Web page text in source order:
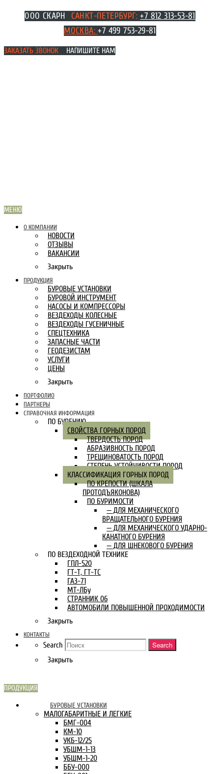
Перейти
ООО СКАРН САНКТ-ПЕТЕРБУРГ:+7 812 313-53-81
МОСКВА:+7 499 753-29-81
ЗАКАЗАТЬ ЗВОНОК НАПИШИТЕ НАМ
МЕНЮ
О КОМПАНИИ
НОВОСТИ
ОТЗЫВЫ
ВАКАНСИИ
Закрыть
ПРОДУКЦИЯ
БУРОВЫЕ УСТАНОВКИ
БУРОВОЙ ИНСТРУМЕНТ
НАСОСЫ И КОМПРЕССОРЫ
ВЕЗДЕХОДЫ КОЛЕСНЫЕ
ВЕЗДЕХОДЫ ГУСЕНИЧНЫЕ
СПЕЦТЕХНИКА
ЗАПАСНЫЕ ЧАСТИ
ГЕОДЕЗИСТАМ
УСЛУГИ
ЦЕНЫ
Закрыть
ПОРТФОЛИО
ПАРТНЕРЫ
СПРАВОЧНАЯ ИНФОРМАЦИЯ
ПО БУРЕНИЮ
СВОЙСТВА ГОРНЫХ ПОРОД
ТВЕРДОСТЬ ПОРОД
АБРАЗИВНОСТЬ ПОРОД
ТРЕЩИНОВАТОСТЬ ПОРОД
СТЕПЕНЬ УСТОЙЧИВОСТИ ПОРОД
КЛАССИФИКАЦИЯ ГОРНЫХ ПОРОД
ПО КРЕПОСТИ (ШКАЛА
ПРОТОДЪЯКОНОВА)
ПО БУРИМОСТИ
— ДЛЯ МЕХАНИЧЕСКОГО
ВРАЩАТЕЛЬНОГО БУРЕНИЯ
— ДЛЯ МЕХАНИЧЕСКОГО УДАРНО-
КАНАТНОГО БУРЕНИЯ
— ДЛЯ ШНЕКОВОГО БУРЕНИЯ
ПО ВЕЗДЕХОДНОЙ ТЕХНИКЕ
ГПЛ-520
ГТ-Т, ГТ-ТС
ГАЗ-71
МТ-ЛБу
СТРАННИК 06
АВТОМОБИЛИ ПОВЫШЕННОЙ ПРОХОДИМОСТИ
Закрыть
КОНТАКТЫ
Search Search
Закрыть
ПРОДУКЦИЯ
БУРОВЫЕ УСТАНОВКИ
МАЛОГАБАРИТНЫЕ И ЛЕГКИЕ
БМГ-004
КМ-10
УКБ-12/25
УБШМ-1-13
УБШМ-1-20
ББУ-000